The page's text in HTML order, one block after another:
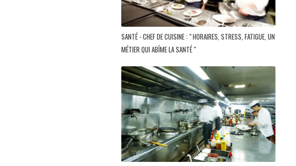
SANTÉ - CHEF DE CUISINE : " HORAIRES, STRESS, FATIGUE, UN
MÉTIER QUI ABÎME LA SANTÉ "